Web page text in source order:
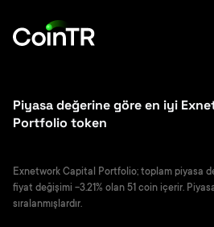
Piyasa değerine göre en iyi
Portfolio token
Exnetwork Capital Portfolio; toplam piyasa
fiyat değişimi -3.21% olan 51 coin içerir.
sıralanmışlardır.